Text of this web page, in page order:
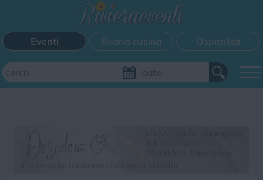
Eventi Buona cucina Ospitalità